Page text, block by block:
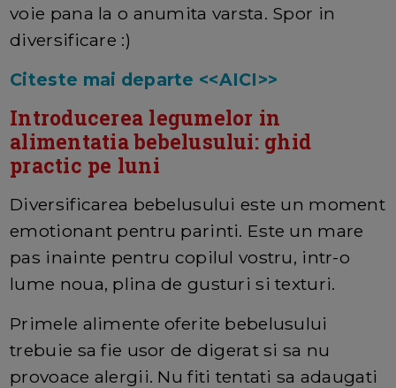
voie pana la o anumita varsta. Spor in
diversificare :)
Citeste mai departe <<AICI>>
Introducerea legumelor in
alimentatia bebelusului: ghid
practic pe luni
Diversificarea bebelusului este un moment
emotionant pentru parinti. Este un mare
pas inainte pentru copilul vostru, intr-o
lume noua, plina de gusturi si texturi.
Primele alimente oferite bebelusului
trebuie sa fie usor de digerat si sa nu
provoace alergii. Nu fiti tentati sa adaugati